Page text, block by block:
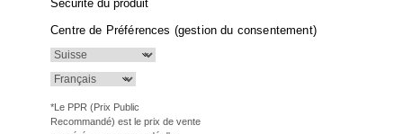
Sécurité du produit
Centre de Préférences (gestion du consentement)
*Le PPR (Prix Public
Recommandé) est le prix de vente